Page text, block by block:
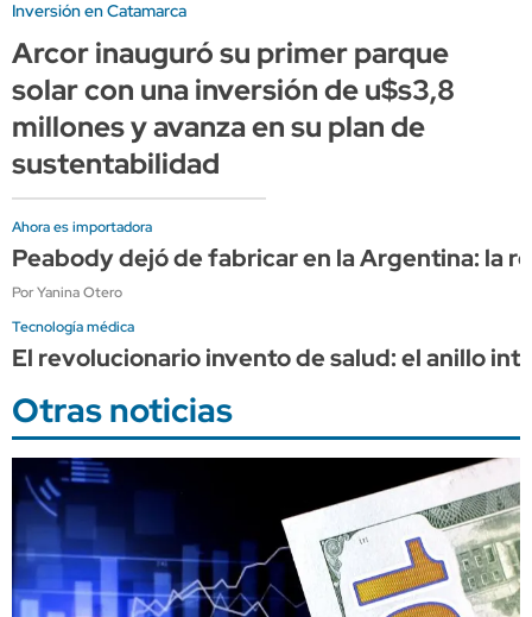
Inversión en Catamarca
Arcor inauguró su primer parque
solar con una inversión de u$s3,8
millones y avanza en su plan de
sustentabilidad
Ahora es importadora
Peabody dejó de fabricar en la Argentina: la
Por Yanina Otero
Tecnología médica
El revolucionario invento de salud: el anillo
Otras noticias